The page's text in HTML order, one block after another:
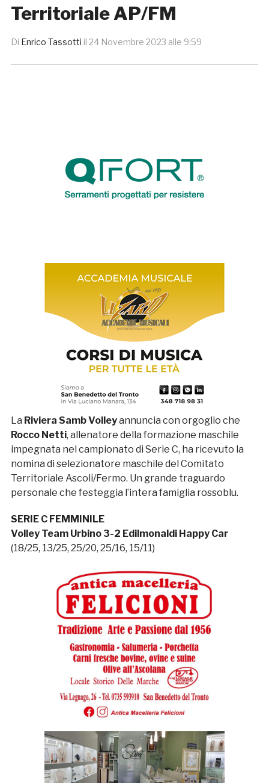
Territoriale AP/FM
Di Enrico Tassotti il 24 Novembre 2023 alle 9:59
La Riviera Samb Volleyannuncia con orgoglio che
Rocco Netti, allenatore della formazione maschile
impegnata nel campionato di Serie C, ha ricevuto la
nomina di selezionatore maschile del Comitato
Territoriale Ascoli/Fermo. Un grande traguardo
personale che festeggia l’intera famiglia rossoblu.
SERIE C FEMMINILE
Volley Team Urbino 3-2 Edilmonaldi Happy Car
(18/25, 13/25, 25/20, 25/16, 15/11)